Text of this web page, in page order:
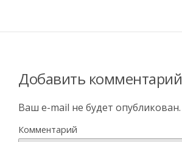
Добавить комментарий
Ваш e-mail не будет опубликован.
Комментарий